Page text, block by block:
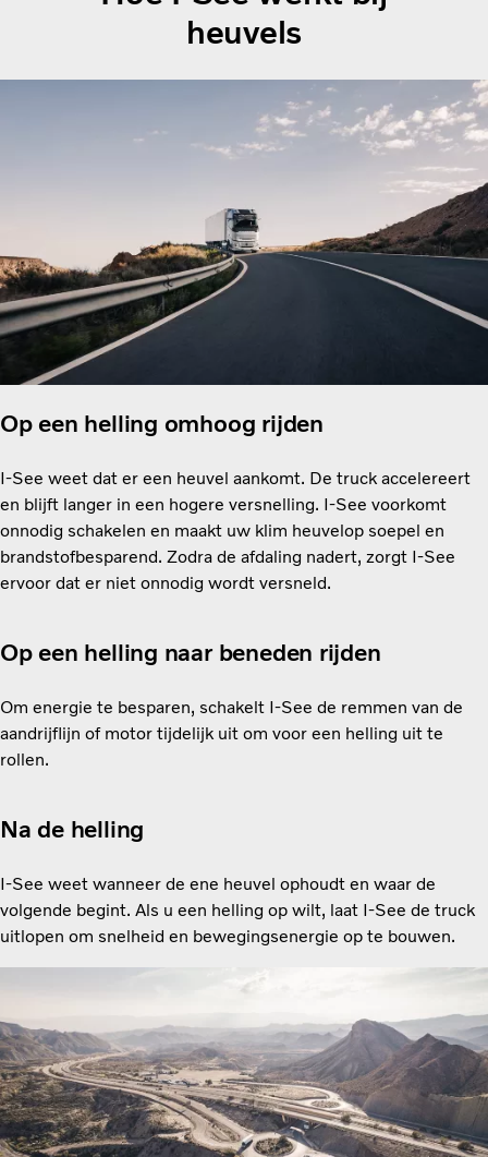
heuvels
Op een helling omhoog rijden
I-See weet dat er een heuvel aankomt. De truck accelereert
en blijft langer in een hogere versnelling. I-See voorkomt
onnodig schakelen en maakt uw klim heuvelop soepel en
brandstofbesparend. Zodra de afdaling nadert, zorgt I-See
ervoor dat er niet onnodig wordt versneld.
Op een helling naar beneden rijden
Om energie te besparen, schakelt I-See de remmen van de
aandrijflijn of motor tijdelijk uit om voor een helling uit te
rollen.
Na de helling
I-See weet wanneer de ene heuvel ophoudt en waar de
volgende begint. Als u een helling op wilt, laat I-See de truck
uitlopen om snelheid en bewegingsenergie op te bouwen.